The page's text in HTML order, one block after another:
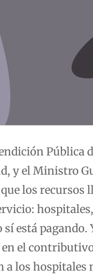
Pública
y el Ministro
los recursos
está pagando.
el
a los hospitales